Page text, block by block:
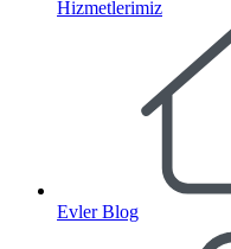
Hizmetlerimiz
Evler Blog